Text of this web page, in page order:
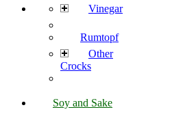
Vinegar
Rumtopf
Other
Crocks
Soy and Sake